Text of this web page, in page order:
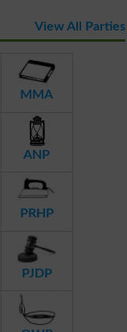
View All Parties
MMA
ANP
PRHP
PJDP